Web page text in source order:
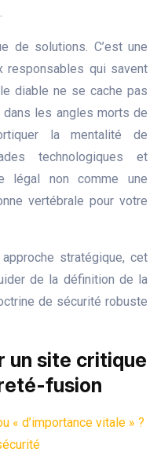
de solutions. C’est une
responsables qui savent
diable ne se cache pas
les angles morts de
la mentalité de
technologiques et
légal non comme une
vertébrale pour votre
stratégique, cet
de la définition de la
de sécurité robuste
un site critique
fusion
« d’importance vitale » ?